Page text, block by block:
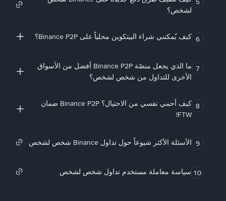
لشخص؟
6 كيف يُمكنني شراء البيتكوين محلياً على Binance P2P؟
7
ما الذي يجعل منصّة Binance P2P أفضل من الأسواق
الأخرى للتداول من شخص لشخص؟
8
كيف أحمي نفسي من الاحتيال؟ Binance P2P ضمان
FTW!
9 الأسئلة الأكثر شيوعاً حول تداول Binance شخص لشخص
10 سياسة معاملة مستخدم تداول شخص لشخص